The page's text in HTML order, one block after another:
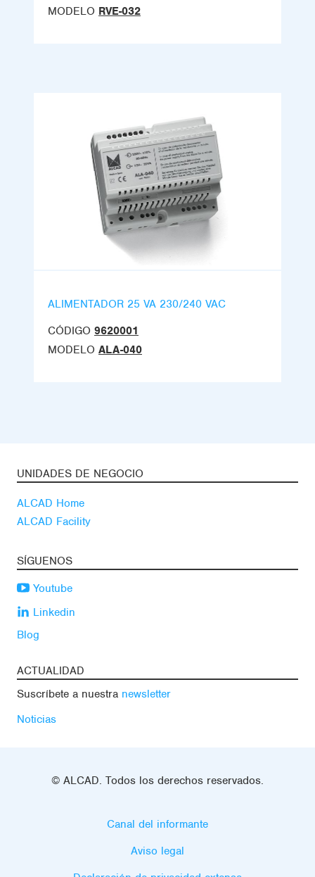
MODELO RVE-032
ALIMENTADOR 25 VA 230/240 VAC
CÓDIGO 9620001
MODELO ALA-040
UNIDADES DE NEGOCIO
ALCAD Home
ALCAD Facility
SÍGUENOS
Youtube
Linkedin
Blog
ACTUALIDAD
Suscríbete a nuestra newsletter
Noticias
© ALCAD. Todos los derechos reservados.
Canal del informante
Aviso legal